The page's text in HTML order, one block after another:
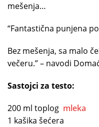
mešenja…
“Fantastična punjena
Bez mešenja, sa malo
večeru.” – navodi
Sastojci za testo:
200 ml toplog mleka
1 kašika šećera